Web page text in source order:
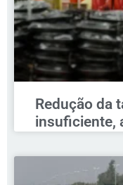
Redução da
insuficiente,